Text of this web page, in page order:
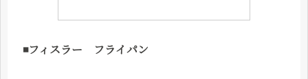
◾️フィスラー フライパン